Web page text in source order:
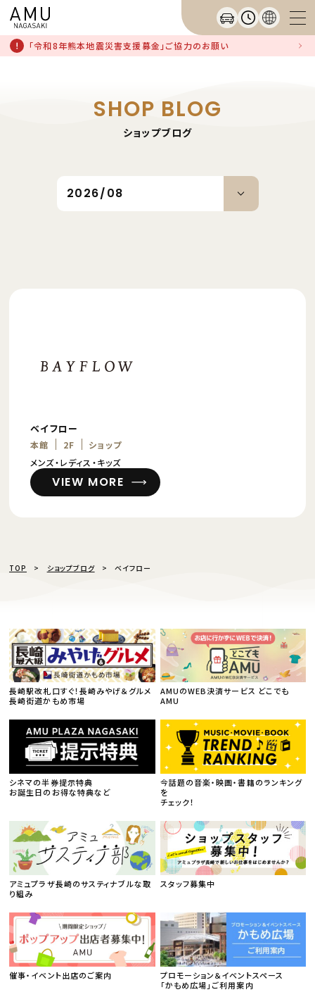
「令和8年熊本地震災害支援募金」ご協力のお願い
SHOP BLOG
ショップブログ
ベイフロー
本館 2F
ショップ
メンズ・レディス・キッズ
VIEW MORE
TOP ショップブログ ベイフロー
長崎駅改札口すぐ！長崎みやげ＆グルメ
長崎街道かもめ市場
AMUのWEB決済サービス どこでも
AMU
シネマの半券提示特典
お誕生日のお得な特典など
今話題の音楽・映画・書籍のランキング
を
チェック！
アミュプラザ長崎のサスティナブルな取
り組み
スタッフ募集中
催事・イベント出店のご案内
プロモーション＆イベントスペース
「かもめ広場」ご利用案内